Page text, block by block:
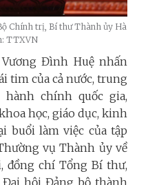
Chính trị, Bí thư Thành ủy Hà
TTXVN
Đình Huệ nhấn
tim của cả nước, trung
chính quốc gia,
học, giáo dục, kinh
buổi làm việc của tập
vụ Thành ủy về
đồng chí Tổng Bí thư,
Đại hội Đảng bộ thành